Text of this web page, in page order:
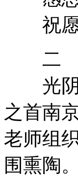
祝愿
二
光阴
之首南
老师组
围熏陶